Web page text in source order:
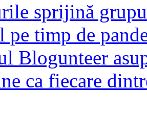
sprijină
pe timp de
Blogunteer
ca fiecare